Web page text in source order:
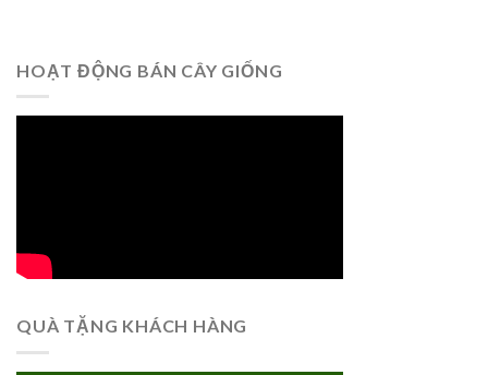
HOẠT ĐỘNG BÁN CÂY GIỐNG
QUÀ TẶNG KHÁCH HÀNG